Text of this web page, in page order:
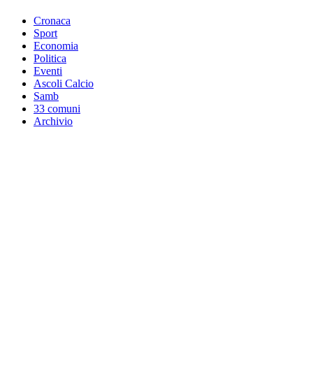
Cronaca
Sport
Economia
Politica
Eventi
Ascoli Calcio
Samb
33 comuni
Archivio